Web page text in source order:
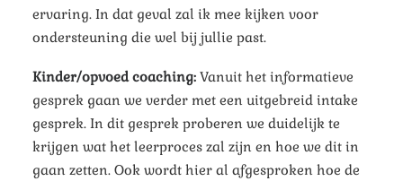
ervaring. In dat geval zal ik mee kijken voor
ondersteuning die wel bij jullie past.
Kinder/opvoed coaching: Vanuit het informatieve
gesprek gaan we verder met een uitgebreid intake
gesprek. In dit gesprek proberen we duidelijk te
krijgen wat het leerproces zal zijn en hoe we dit in
gaan zetten. Ook wordt hier al afgesproken hoe de